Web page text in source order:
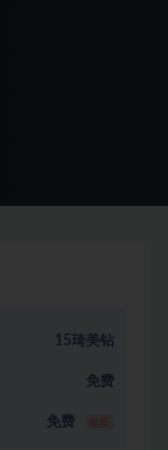
15琦美钻
免费
免费